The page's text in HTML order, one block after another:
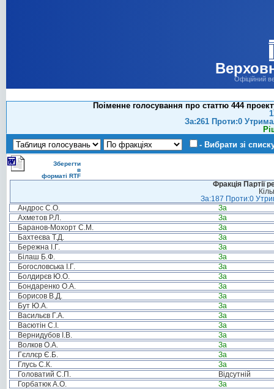
Офіційний
Поіменне голосування про статтю 444
За:261 Проти:0
- Вибрати зі
Зберегти
в
форматі RTF
Фракція Партії
За:187 Проти:0
Андрос С.О.
За
Ахметов Р.Л.
За
Баранов-Мохорт С.М.
За
Бахтеєва Т.Д.
За
Бережна І.Г.
За
Білаш Б.Ф.
За
Богословська І.Г.
За
Болдирєв Ю.О.
За
Бондаренко О.А.
За
Борисов В.Д.
За
Бут Ю.А.
За
Васильєв Г.А.
За
Васютін С.І.
За
Вернидубов І.В.
За
Волков О.А.
За
Гєллєр Є.Б.
За
Глусь С.К.
За
Головатий С.П.
Відсутній
Горбатюк А.О.
За